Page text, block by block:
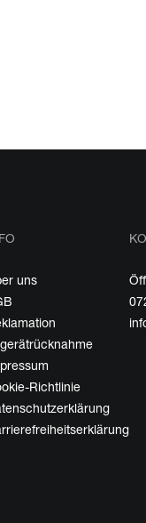
uns
Richtlinie